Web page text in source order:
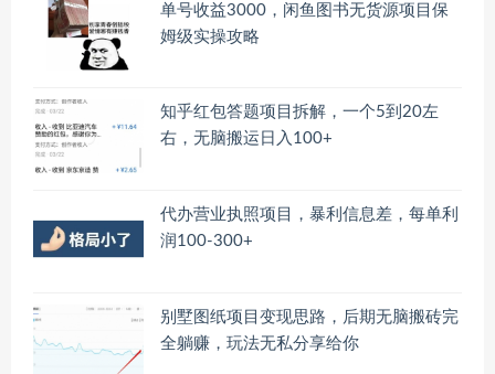
单号收益3000，闲鱼图书无货源项目保
姆级实操攻略
知乎红包答题项目拆解，一个5到20左
右，无脑搬运日入100+
代办营业执照项目，暴利信息差，每单利
润100-300+
别墅图纸项目变现思路，后期无脑搬砖完
全躺赚，玩法无私分享给你